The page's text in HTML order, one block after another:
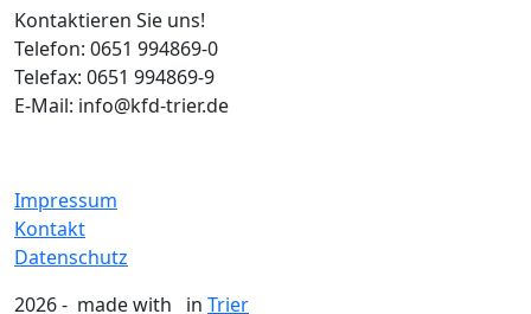
Kontaktieren Sie uns!
Telefon: 0651 994869-0
Telefax: 0651 994869-9
E-Mail: info@kfd-trier.de
Impressum
Kontakt
Datenschutz
2026 - made with
in Trier